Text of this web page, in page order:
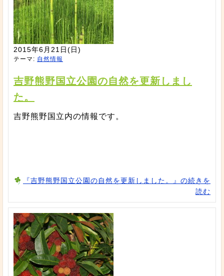
2015年6月21日(日)
テーマ: 自然情報
吉野熊野国立公園の自然を更新しまし
た。
吉野熊野国立内の情報です。
『吉野熊野国立公園の自然を更新しました。』の続きを
読む